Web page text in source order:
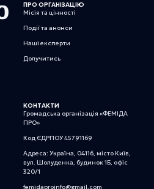
ПРО ОРГАНІЗАЦІЮ
Місія та цінності
Події та анонси
Наші експерти
Долучитись
КОНТАКТИ
Громадська організація «ФЕМІДА
ПРО»
Код ЄДРПОУ 45791169
Адреса: Україна, 04116, місто Київ,
вул. Шолуденка, будинок 1Б, офіс
320/1
femidaproinfo@gmail.com